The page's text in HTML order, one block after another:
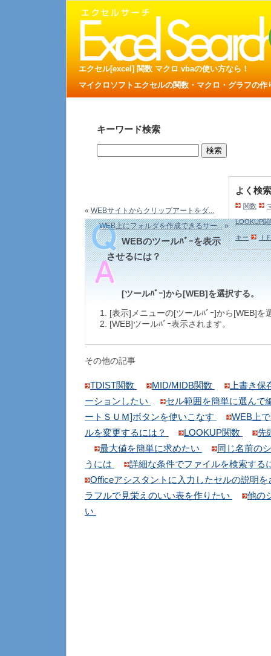
エクセル[excel] 関数 マクロ vbaの使い方なら！
マイクロソフトエクセルの関数・マクロ・グラフの
キーワード検索
よく検
関数
LOOKUP関
キー Ｉ
« WEBサイトからクリップアートをダ...
WEB上にフォルダを作成できるサー...»
WEBのツールﾊﾞｰを表示
させるには？
[ツールﾊﾞｰ]から[WEB]を選択する。
[表示]メニューの[ツールﾊﾞｰ]から[WEB]を
[WEB]ツールﾊﾞｰ表示されます。
その他の記事
TDIST関数 MID/MIDB関数
上書き
ーションしたい
セル範囲を簡単に選んで
ートＳＵＭ]ボタンを使いこなす
WEB上
ルを変更するには？
LOOKUP関数
先
最大値を簡単に求めたい
同じ名前の
うには
詳細な条件でファイルを検索する
Officeアシスタントに入力したセルの説明
ラフルで見栄えのいい表を作りたい
他の
い